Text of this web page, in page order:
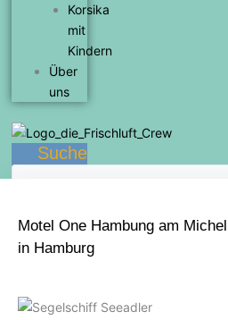
Korsika
mit
Kindern
Über
uns
Suche
Motel One Hambung am
in Hamburg